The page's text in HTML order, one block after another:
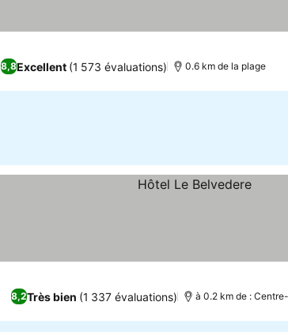
8,8Excellent (1 573 évaluations) 0.6 km de la plage
8,2Très bien (1 337 évaluations) à 0.2 km de :